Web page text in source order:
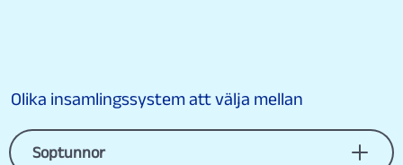
Tabellen visar årsavgift per kärl i kronor.
Volym
Tömning 1 gång var 8:e vecka
Olika insamlingssystem att välja mellan
Soptunnor